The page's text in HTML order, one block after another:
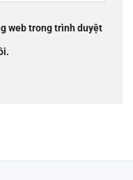
web trong trình duyệt